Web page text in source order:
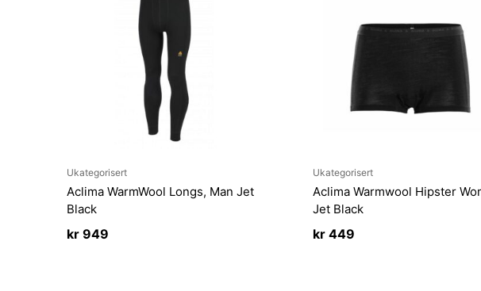
Ukategorisert
Aclima WarmWool Longs, Man Jet
Black
kr 949
Ukategorisert
Aclima Warmwool Hipster
Jet Black
kr449